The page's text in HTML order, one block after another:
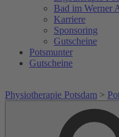
Bad im Werner
Karriere
Sponsoring
Gutscheine
Potsmunter
Gutscheine
Physiotherapie Potsdam >